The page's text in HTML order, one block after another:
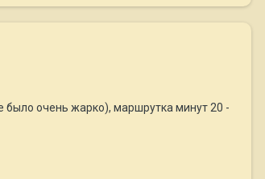
было очень жарко), маршрутка минут 20 -